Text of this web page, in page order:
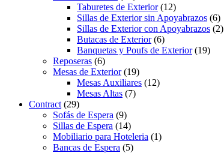
Taburetes de Exterior(12)
Sillas de Exterior sin Apoyabrazos (6)
Sillas de Exterior con Apoyabrazos (2)
Butacas de Exterior(6)
Banquetas y Poufs de Exterior(19)
Reposeras (6)
Mesas de Exterior(19)
Mesas Auxiliares (12)
Mesas Altas (7)
Contract (29)
Sofás de Espera (9)
Sillas de Espera (14)
Mobiliario para Hoteleria (1)
Bancas de Espera (5)